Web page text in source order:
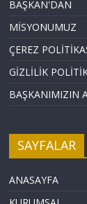
BAŞKAN'DAN
MİSYONUMUZ
ÇEREZ
GİZLİLİK
BAŞKANIMIZIN
SAYFALAR
ANASAYFA